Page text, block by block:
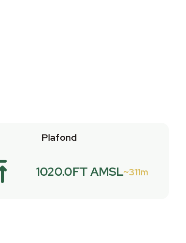
Plafond
1020.0FT AMSL 311m